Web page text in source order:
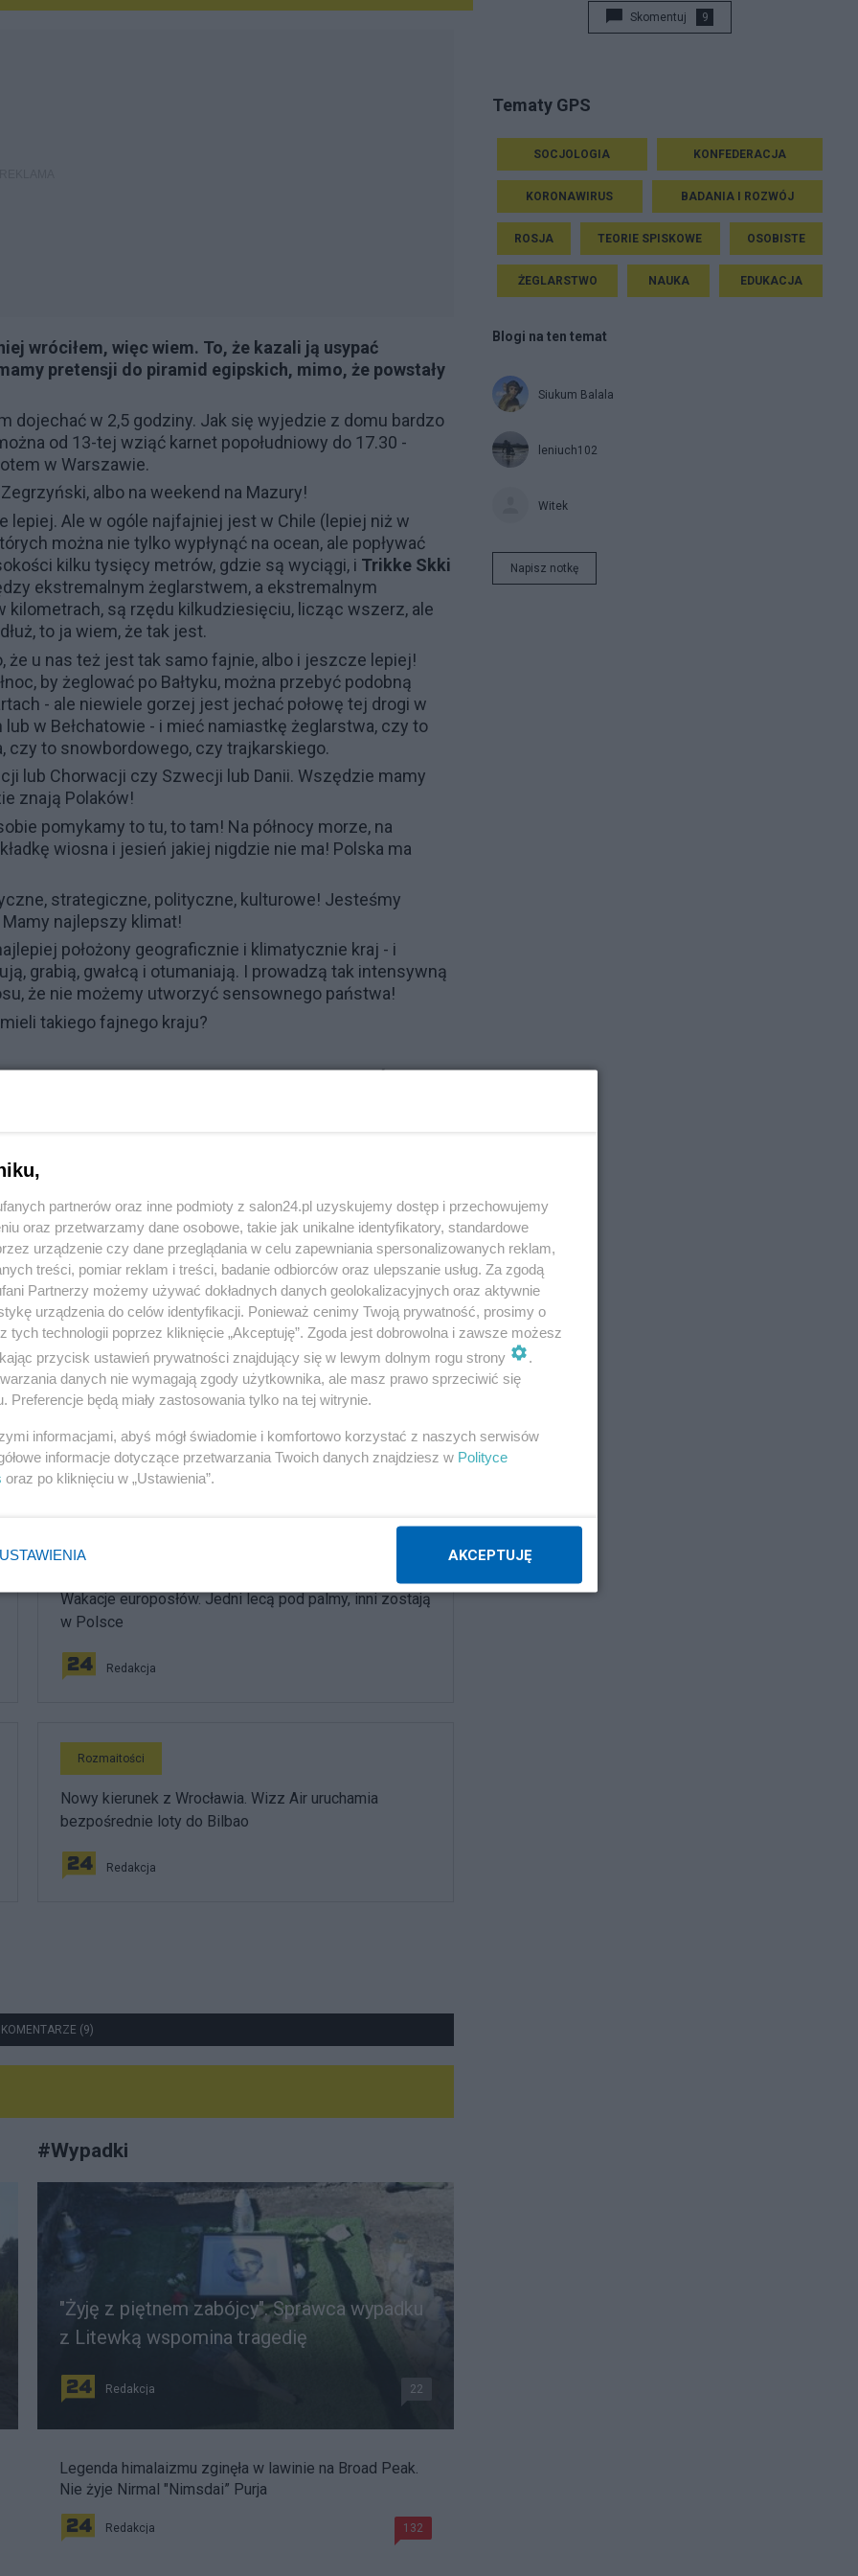
wróciłem, więc wiem. To, że kazali ją usypać
pretensji do piramid egipskich, mimo, że powstały
dojechać w 2,5 godziny. Jak się wyjedzie z domu bardzo
od 13-tej wziąć karnet popołudniowy do 17.30 -
w Warszawie.
albo na weekend na Mazury!
lepiej. Ale w ogóle najfajniej jest w Chile (lepiej niż w
można nie tylko wypłynąć na ocean, ale popływać
kilku tysięcy metrów, gdzie są wyciągi, i Trikke Skki
ekstremalnym żeglarstwem, a ekstremalnym
są rzędu kilkudziesięciu, licząc wszerz, ale
to ja wiem, że tak jest.
że u nas też jest tak samo fajnie, albo i jeszcze lepiej!
by żeglować po Bałtyku, można przebyć podobną
- ale niewiele gorzej jest jechać połowę tej drogi w
w Bełchatowie - i mieć namiastkę żeglarstwa, czy to
to snowbordowego, czy trajkarskiego.
lub Chorwacji czy Szwecji lub Danii. Wszędzie mamy
znają Polaków!
pomykamy to tu, to tam! Na północy morze, na
wiosna i jesień jakiej nigdzie nie ma! Polska ma
strategiczne, polityczne, kulturowe! Jesteśmy
najlepszy klimat!
położony geograficznie i klimatycznie kraj - i
grabią, gwałcą i otumaniają. I prowadzą tak intensywną
że nie możemy utworzyć sensownego państwa!
takiego fajnego kraju?
następna notka ->Nieśmiertelność duszy
9 Obserwuj notkę
Rozmaitości
Wakacje europosłów. Jedni lecą pod palmy, inni zostają
w Polsce
Redakcja
Rozmaitości
Nowy kierunek z Wrocławia. Wizz Air uruchamia
bezpośrednie loty do Bilbao
Redakcja
KOMENTARZE (9)
#Wypadki
"Żyję z piętnem zabójcy". Sprawca wypadku
z Litewką wspomina tragedię
Redakcja 22
Legenda himalaizmu zginęła w lawinie na Broad Peak.
Nie żyje Nirmal "Nimsdai” Purja
Redakcja 132
Skomentuj 9
Tematy GPS
SOCJOLOGIA KONFEDERACJA
KORONAWIRUS BADANIA I ROZWÓJ
ROSJA TEORIE SPISKOWE OSOBISTE
ŻEGLARSTWO NAUKA EDUKACJA
Blogi na ten temat
Siukum Balala
leniuch102
Witek
Napisz notkę
partnerów oraz inne podmioty z salon24.pl uzyskujemy dostęp i przechowujemy
oraz przetwarzamy dane osobowe, takie jak unikalne identyfikatory, standardowe
urządzenie czy dane przeglądania w celu zapewniania spersonalizowanych reklam,
treści, pomiar reklam i treści, badanie odbiorców oraz ulepszanie usług. Za zgodą
Partnerzy możemy używać dokładnych danych geolokalizacyjnych oraz aktywnie
urządzenia do celów identyfikacji. Ponieważ cenimy Twoją prywatność, prosimy o
tych technologii poprzez kliknięcie „Akceptuję”. Zgoda jest dobrowolna i zawsze możesz
przycisk ustawień prywatności znajdujący się w lewym dolnym rogu strony
.
danych nie wymagają zgody użytkownika, ale masz prawo sprzeciwić się
Preferencje będą miały zastosowania tylko na tej witrynie.
informacjami, abyś mógł świadomie i komfortowo korzystać z naszych serwisów
informacje dotyczące przetwarzania Twoich danych znajdziesz w Polityce
oraz po kliknięciu w „Ustawienia”.
USTAWIENIA AKCEPTUJĘ